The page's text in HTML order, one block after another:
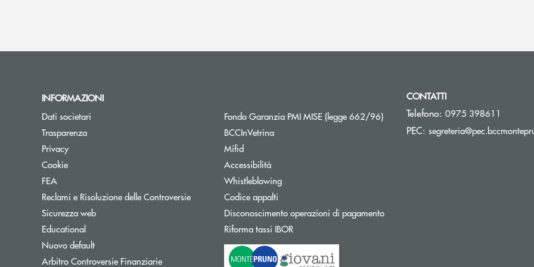
INFORMAZIONI
Dati societari
Trasparenza
Privacy
Cookie
FEA
Reclami e Risoluzione delle Controversie
Sicurezza web
Educational
Nuovo default
Arbitro Controversie FinanziarieApre una nuova finestra
Fondo Garanzia PMI MISE (legge 662/96)Apre una nuova finestra
BCCInVetrina
Mifid
Accessibilità
Whistleblowing
Codice appalti
Disconoscimento operazioni di pagamento
Riforma tassi IBORApre una nuova finestra
CONTATTI
Telefono: 0975 398611
PEC: